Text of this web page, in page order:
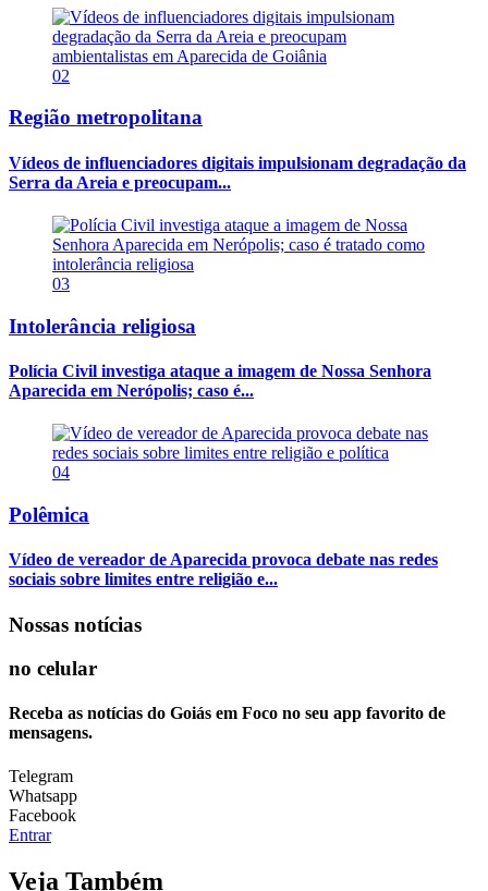
02
Região metropolitana
Vídeos de influenciadores digitais impulsionam degradação da
Serra da Areia e preocupam...
03
Intolerância religiosa
Polícia Civil investiga ataque a imagem de Nossa Senhora
Aparecida em Nerópolis; caso é...
04
Polêmica
Vídeo de vereador de Aparecida provoca debate nas redes
sociais sobre limites entre religião e...
Nossas notícias
no celular
Receba as notícias do Goiás em Foco no seu app favorito de
mensagens.
Telegram
Whatsapp
Facebook
Entrar
Veja Também